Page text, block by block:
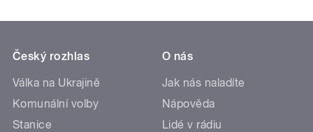
Český rozhlas
Válka na Ukrajině
Komunální volby
Stanice
O nás
Jak nás naladíte
Nápověda
Lidé v rádiu